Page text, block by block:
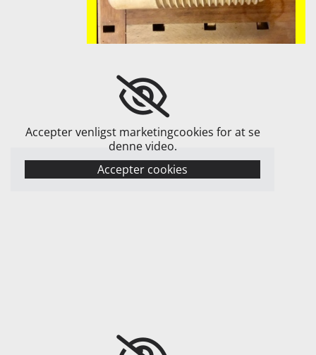
Accepter venligst marketingcookies for at se
denne video.
Accepter cookies